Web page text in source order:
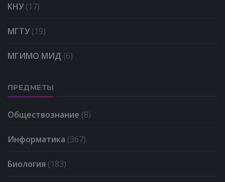
КНУ(17)
МГТУ(19)
МГИМО МИД (6)
ПРЕДМЕТЫ
Обществознание (8)
Информатика (367)
Биология (183)